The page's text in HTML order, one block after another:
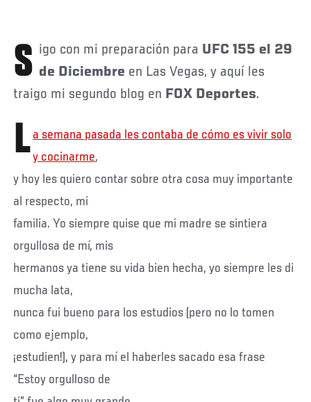
Sigo con mi preparación para UFC 155 el 29
de Diciembre en Las Vegas, y aquí les
traigo mi segundo blog en FOX Deportes.
L a semana pasada les contaba de cómo es vivir solo
y cocinarme,
y hoy les quiero contar sobre otra cosa muy importante
al respecto, mi
familia. Yo siempre quise que mi madre se sintiera
orgullosa de mí, mis
hermanos ya tiene su vida bien hecha, yo siempre les di
mucha lata,
nunca fui bueno para los estudios (pero no lo tomen
como ejemplo,
¡estudien!), y para mí el haberles sacado esa frase
“Estoy orgulloso de